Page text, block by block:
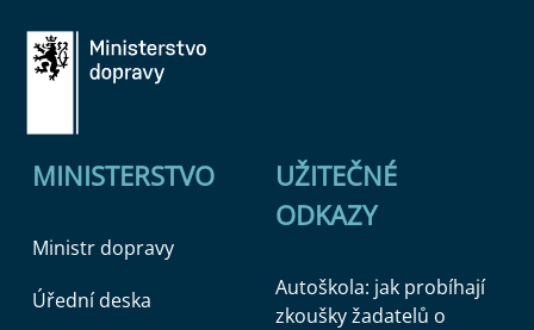
MINISTERSTVO
Ministr dopravy
Úřední deska
UŽITEČNÉ
ODKAZY
Autoškola: jak probíhají
zkoušky žadatelů o